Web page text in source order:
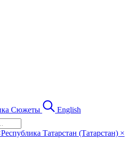
Сюжеты English
Республика Татарстан (Татарстан) ×